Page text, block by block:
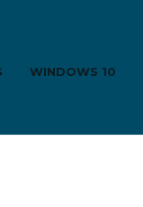
WINDOWS 10